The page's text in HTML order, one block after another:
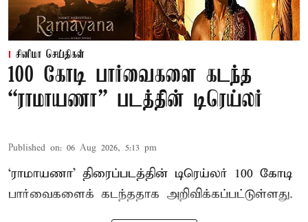
சினிமா செய்திகள்
100 கோடி பார்வைகளை கடந்த
“ராமாயணா” படத்தின் டிரெய்லர்
Published on: 06 Aug 2026, 5:13 pm
‘ராமாயணா’ திரைப்படத்தின் டிரெய்லர் 100 கோடி
பார்வைகளைக் கடந்ததாக அறிவிக்கப்பட்டுள்ளது.